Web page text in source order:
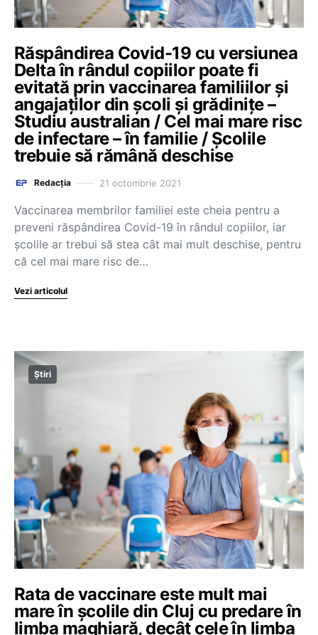
Răspândirea Covid-19 cu versiunea
Delta în rândul copiilor poate fi
evitată prin vaccinarea familiilor și
angajaților din școli și grădinițe –
Studiu australian / Cel mai mare risc
de infectare – în familie / Școlile
trebuie să rămână deschise
Redacția 21 octombrie 2021
Vaccinarea membrilor familiei este cheia pentru a
preveni răspândirea Covid-19 în rândul copiilor, iar
școlile ar trebui să stea cât mai mult deschise, pentru
că cel mai mare risc de…
Vezi articolul
Știri
Rata de vaccinare este mult mai
mare în școlile din Cluj cu predare în
limba maghiară, decât cele în limba